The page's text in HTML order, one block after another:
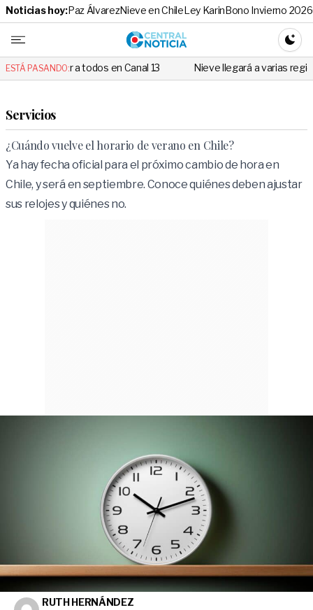
Noticias hoy:Paz ÁlvarezNieve en ChileLey KarinBono Invierno 2026
Central
ESTÁ PASANDO:
a todos en Canal 13 Nieve llegará a varias regiones de Chile:
Servicios
¿Cuándo vuelve el horario de verano en Chile?
Ya hay fecha oficial para el próximo cambio de hora en
Chile, y será en septiembre. Conoce quiénes deben ajustar
sus relojes y quiénes no.
RUTH HERNÁNDEZ